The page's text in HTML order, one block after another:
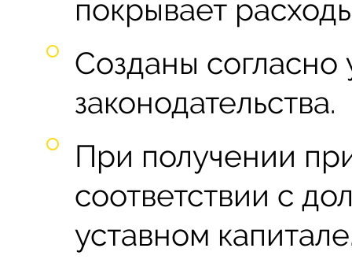
покрывает
Созданы
законодательства.
При получении
соответствии с
уставном